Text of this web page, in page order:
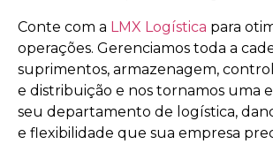
Conte com a LMX Logística para
operações. Gerenciamos toda a
suprimentos, armazenagem,
e distribuição e nos tornamos uma
seu departamento de logística,
e flexibilidade que sua empresa